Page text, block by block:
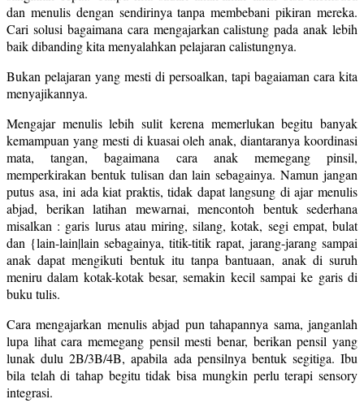
dan menulis dengan sendirinya tanpa membebani pikiran mereka.
Cari solusi bagaimana cara mengajarkan calistung pada anak lebih
baik dibanding kita menyalahkan pelajaran calistungnya.
Bukan pelajaran yang mesti di persoalkan, tapi bagaiaman cara kita
menyajikannya.
Mengajar menulis lebih sulit kerena memerlukan begitu banyak
kemampuan yang mesti di kuasai oleh anak, diantaranya koordinasi
mata, tangan, bagaimana cara anak memegang pinsil,
memperkirakan bentuk tulisan dan lain sebagainya. Namun jangan
putus asa, ini ada kiat praktis, tidak dapat langsung di ajar menulis
abjad, berikan latihan mewarnai, mencontoh bentuk sederhana
misalkan : garis lurus atau miring, silang, kotak, segi empat, bulat
dan {lain-lain|lain sebagainya, titik-titik rapat, jarang-jarang sampai
anak dapat mengikuti bentuk itu tanpa bantuaan, anak di suruh
meniru dalam kotak-kotak besar, semakin kecil sampai ke garis di
buku tulis.
Cara mengajarkan menulis abjad pun tahapannya sama, janganlah
lupa lihat cara memegang pensil mesti benar, berikan pensil yang
lunak dulu 2B/3B/4B, apabila ada pensilnya bentuk segitiga. Ibu
bila telah di tahap begitu tidak bisa mungkin perlu terapi sensory
integrasi.